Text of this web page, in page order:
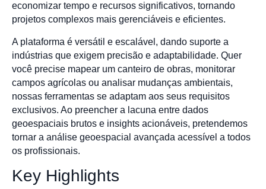
economizar tempo e recursos significativos, tornando
projetos complexos mais gerenciáveis e eficientes.
A plataforma é versátil e escalável, dando suporte a
indústrias que exigem precisão e adaptabilidade. Quer
você precise mapear um canteiro de obras, monitorar
campos agrícolas ou analisar mudanças ambientais,
nossas ferramentas se adaptam aos seus requisitos
exclusivos. Ao preencher a lacuna entre dados
geoespaciais brutos e insights acionáveis, pretendemos
tornar a análise geoespacial avançada acessível a todos
os profissionais.
Key Highlights